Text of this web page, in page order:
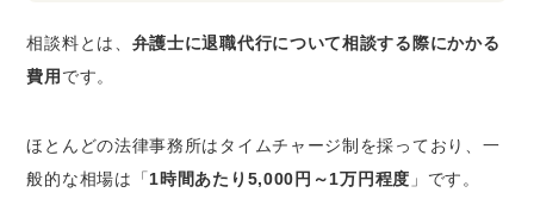
相談料とは、 弁護士に退職代行について相談する際にかかる
費用 です。
ほとんどの法律事務所はタイムチャージ制を採っており、一
般的な相場は「1時間あたり5,000円～1万円程度 」です。